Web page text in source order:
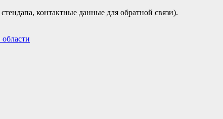
контактные данные для обратной связи).